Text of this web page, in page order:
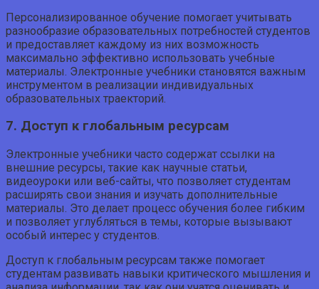
Персонализированное обучение помогает учитывать
разнообразие образовательных потребностей студентов
и предоставляет каждому из них возможность
максимально эффективно использовать учебные
материалы. Электронные учебники становятся важным
инструментом в реализации индивидуальных
образовательных траекторий.
7. Доступ к глобальным ресурсам
Электронные учебники часто содержат ссылки на
внешние ресурсы, такие как научные статьи,
видеоуроки или веб-сайты, что позволяет студентам
расширять свои знания и изучать дополнительные
материалы. Это делает процесс обучения более гибким
и позволяет углубляться в темы, которые вызывают
особый интерес у студентов.
Доступ к глобальным ресурсам также помогает
студентам развивать навыки критического мышления и